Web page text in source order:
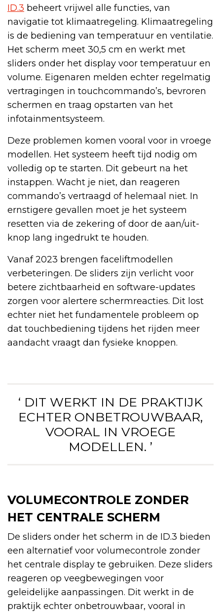
ID.3 beheert vrijwel alle functies, van
navigatie tot klimaatregeling. Klimaatregeling
is de bediening van temperatuur en ventilatie.
Het scherm meet 30,5 cm en werkt met
sliders onder het display voor temperatuur en
volume. Eigenaren melden echter regelmatig
vertragingen in touchcommando’s, bevroren
schermen en traag opstarten van het
infotainmentsysteem.
Deze problemen komen vooral voor in vroege
modellen. Het systeem heeft tijd nodig om
volledig op te starten. Dit gebeurt na het
instappen. Wacht je niet, dan reageren
commando’s vertraagd of helemaal niet. In
ernstigere gevallen moet je het systeem
resetten via de zekering of door de aan/uit-
knop lang ingedrukt te houden.
Vanaf 2023 brengen faceliftmodellen
verbeteringen. De sliders zijn verlicht voor
betere zichtbaarheid en software-updates
zorgen voor alertere schermreacties. Dit lost
echter niet het fundamentele probleem op
dat touchbediening tijdens het rijden meer
aandacht vraagt dan fysieke knoppen.
‘ DIT WERKT IN DE PRAKTIJK
ECHTER ONBETROUWBAAR,
VOORAL IN VROEGE
MODELLEN. ’
VOLUMECONTROLE ZONDER
HET CENTRALE SCHERM
De sliders onder het scherm in de ID.3 bieden
een alternatief voor volumecontrole zonder
het centrale display te gebruiken. Deze sliders
reageren op veegbewegingen voor
geleidelijke aanpassingen. Dit werkt in de
praktijk echter onbetrouwbaar, vooral in